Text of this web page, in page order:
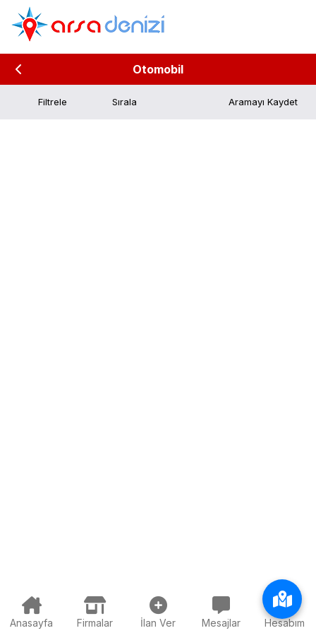
Otomobil
Filtrele Aramayı Kaydet
Anasayfa Firmalar İlan Ver Mesajlar Hesabım